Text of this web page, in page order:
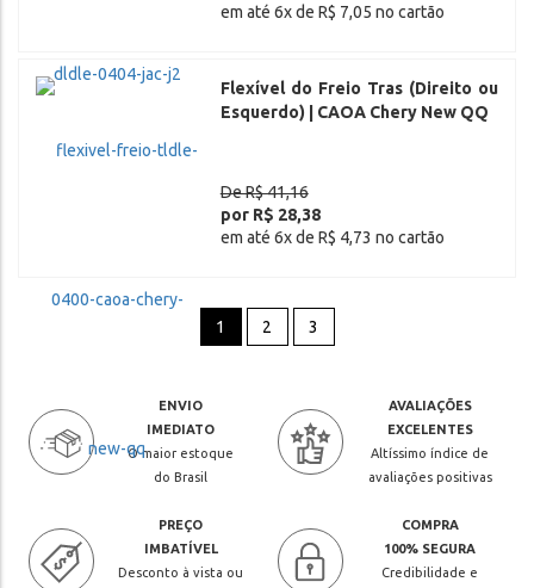
em até 6x de R$ 7,05 no cartão
Flexível do Freio Tras (Direito ou
Esquerdo) | CAOA Chery New QQ
De R$ 41,16
por R$ 28,38
em até 6x de R$ 4,73 no cartão
1 2 3
ENVIO
IMEDIATO
O maior estoque
do Brasil
AVALIAÇÕES
EXCELENTES
Altíssimo índice de
avaliações positivas
PREÇO
IMBATÍVEL
Desconto à vista ou
COMPRA
100% SEGURA
Credibilidade e